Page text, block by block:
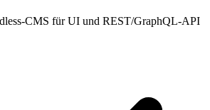
CMS für UI und REST/GraphQL-API